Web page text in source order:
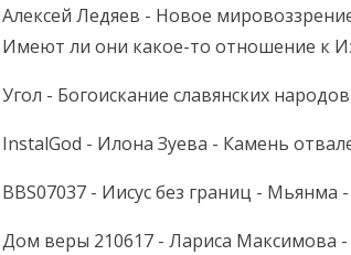
Алексей Ледяев - Новое
Имеют ли они какое-то отношение к
Угол - Богоискание славянских
InstalGod - Илона Зуева - Камень
BBS07037 - Иисус без границ - Мьянма
Дом веры 210617 - Лариса Максимова